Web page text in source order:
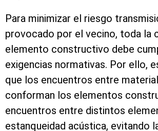
Para minimizar el riesgo
provocado por el vecino, toda la
elemento constructivo debe
exigencias normativas. Por ello,
que los encuentros entre
conforman los elementos
encuentros entre distintos
estanqueidad acústica, evitando